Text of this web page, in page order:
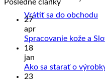
Vrátiť sa do obchodu
Posledné články
27
apr
Spracovanie kože a
18
jan
Ako sa starať o
23